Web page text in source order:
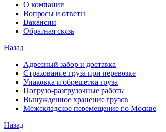
О компании
Вопросы и ответы
Вакансии
Обратная связь
Назад
Адресный забор и доставка
Страхование груза при перевозке
Упаковка и обрешетка груза
Погрузо-разгрузочные работы
Вынужденное хранение грузов
Межскладское перемещение по Москве
Назад